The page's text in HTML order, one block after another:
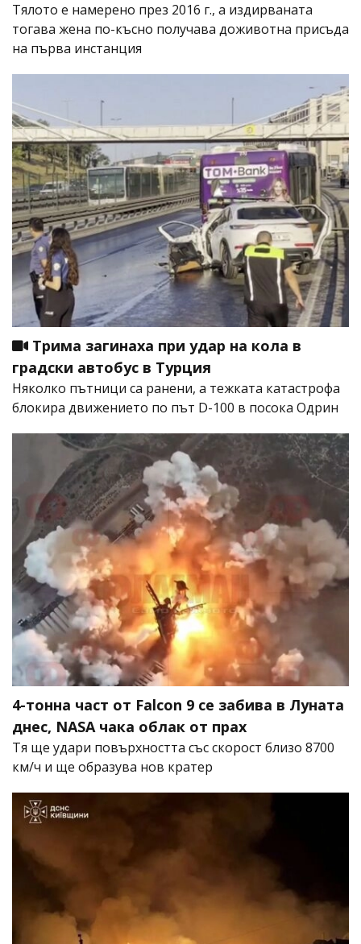
Тялото е намерено през 2016 г., а издирваната
тогава жена по-късно получава доживотна присъда
на първа инстанция
Трима загинаха при удар на кола в
градски автобус в Турция
Няколко пътници са ранени, а тежката катастрофа
блокира движението по път D-100 в посока Одрин
4-тонна част от Falcon 9 се забива в Луната
днес, NASA чака облак от прах
Тя ще удари повърхността със скорост близо 8700
км/ч и ще образува нов кратер